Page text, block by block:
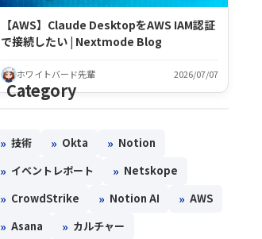
【AWS】Claude DesktopをAWS IAM認証
で接続したい | Nextmode Blog
ホワイトバード先輩 2026/07/07
Category
» 技術 » Okta » Notion
» イベントレポート » Netskope
» CrowdStrike » Notion AI » AWS
» Asana » カルチャー